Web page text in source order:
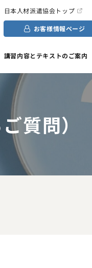
日本人材派遣協会トップ
お客様情報ページ
講習内容とテキストのご案内
質問）